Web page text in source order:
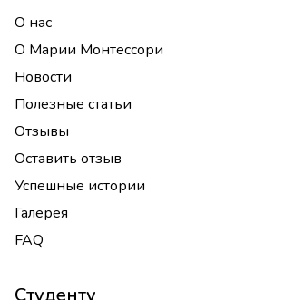
О нас
О Марии Монтессори
Новости
Полезные статьи
Отзывы
Оставить отзыв
Успешные истории
Галерея
FAQ
Студенту